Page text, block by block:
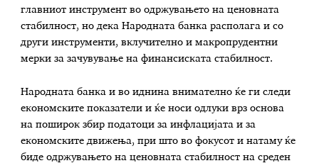
главниот инструмент во одржувањето на ценовната
стабилност, но дека Народната банка располага и со
други инструменти, вклучително и макропрудентни
мерки за зачувување на финансиската стабилност.
Народната банка и во иднина внимателно ќе ги следи
економските показатели и ќе носи одлуки врз основа
на поширок збир податоци за инфлацијата и за
економските движења, при што во фокусот и натаму ќе
биде одржувањето на ценовната стабилност на среден